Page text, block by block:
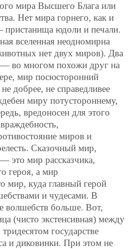
мира Высшего Блага или
Нет мира горнего, как и
пристанища юдоли и печали.
вселенная неодномирна
нет двух миров). Два
во многом похожи друг на
мир посюсторонний
добрее, не справедливее
миру потустороннему,
вредоносен для этого
миров и
Сказочный мир,
это мир рассказчика,
героя, а мир
мир, куда главный герой
и чудесами. В
волшебств больше. Вот,
(чисто экстенсивная) между
государстве
и диковинки. При этом не